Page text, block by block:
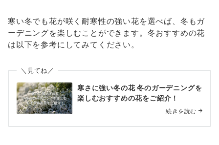
寒い冬でも花が咲く耐寒性の強い花を選べば、冬もガ
ーデニングを楽しむことができます。冬おすすめの花
は以下を参考にしてみてください。
＼見てね／
寒さに強い冬の花 冬のガーデニングを
楽しむおすすめの花をご紹介！
続きを読む